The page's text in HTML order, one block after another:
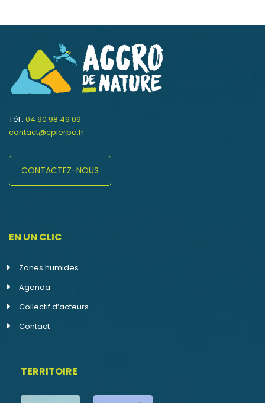
Tél : 04 90 98 49 09
contact@cpierpa.fr
CONTACTEZ-NOUS
EN UN CLIC
Zones humides
Agenda
Collectif d’acteurs
Contact
TERRITOIRE